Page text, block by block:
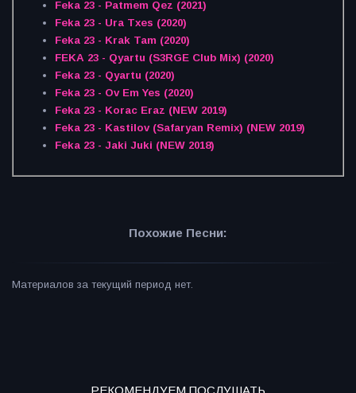
Feka 23 - Patmem Qez (2021)
Feka 23 - Ura Txes (2020)
Feka 23 - Krak Tam (2020)
FEKA 23 - Qyartu (S3RGE Club Mix) (2020)
Feka 23 - Qyartu (2020)
Feka 23 - Ov Em Yes (2020)
Feka 23 - Korac Eraz (NEW 2019)
Feka 23 - Kastilov (Safaryan Remix) (NEW 2019)
Feka 23 - Jaki Juki (NEW 2018)
Похожие Песни:
Материалов за текущий период нет.